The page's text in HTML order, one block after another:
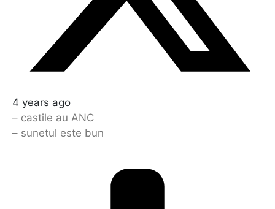
4 years ago
– castile au ANC
– sunetul este bun